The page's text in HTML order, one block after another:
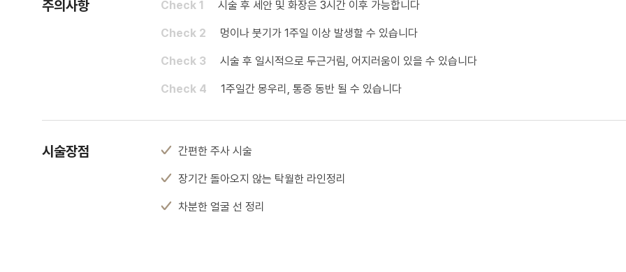
주의사항 Check 1 시술 후 세안 및 화장은 3시간 이후 가능합니다
Check 2 멍이나 붓기가 1주일 이상 발생할 수 있습니다
Check 3 시술 후 일시적으로 두근거림, 어지러움이 있을 수 있습니다
Check 4 1주일간 몽우리, 통증 동반 될 수 있습니다
시술장점 간편한 주사 시술
장기간 돌아오지 않는 탁월한 라인정리
차분한 얼굴 선 정리